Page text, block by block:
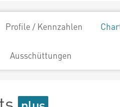
Profile / Kennzahlen
Ausschüttungen